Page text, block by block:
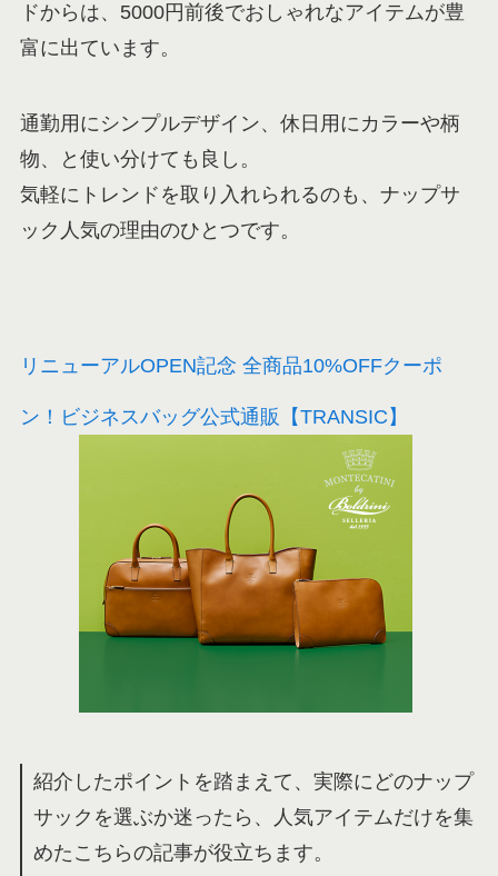
ドからは、5000円前後でおしゃれなアイテムが豊
富に出ています。
通勤用にシンプルデザイン、休日用にカラーや柄
物、と使い分けても良し。
気軽にトレンドを取り入れられるのも、ナップサ
ック人気の理由のひとつです。
リニューアルOPEN記念 全商品10%OFFクーポ
ン！ビジネスバッグ公式通販【TRANSIC】
紹介したポイントを踏まえて、実際にどのナップ
サックを選ぶか迷ったら、人気アイテムだけを集
めたこちらの記事が役立ちます。